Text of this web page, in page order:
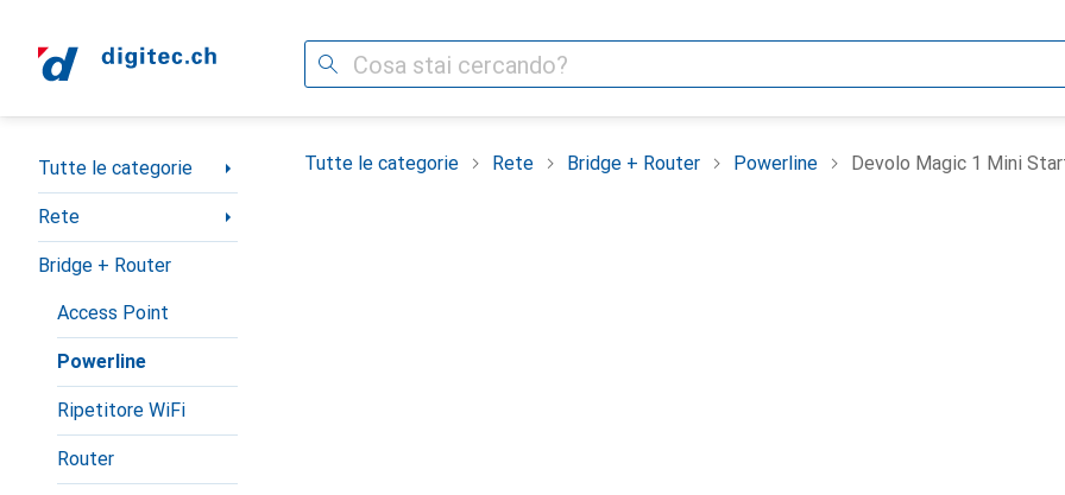
Cerca
Categoria Navigazione
Tutte le categorie
Rete
Bridge + Router
Access Point
Powerline
Ripetitore WiFi
Router
Tutte le categorie Rete Bridge + Router Powerline Devolo Magic 1 Mini